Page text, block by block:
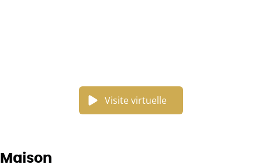
Visite virtuelle
Maison